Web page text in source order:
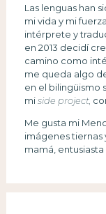
Las lenguas han
mi vida y mi
intérprete y
en 2013 decidí
camino como
me queda algo
en el bilingüismo
mi side project,
Me gusta mi
imágenes tiernas
mamá, entusiasta